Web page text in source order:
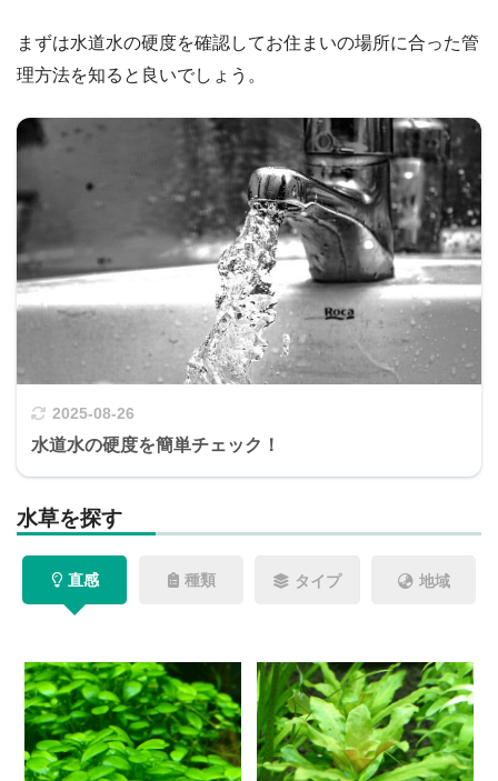
まずは水道水の硬度を確認してお住まいの場所に合った管
理方法を知ると良いでしょう。
2025-08-26
水道水の硬度を簡単チェック！
水草を探す
直感 種類 タイプ 地域